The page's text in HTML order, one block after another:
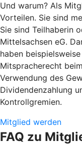
Und warum? Als
Vorteilen. Sie sind
Sie sind Teilhaberin
Mittelsachsen eG.
haben
Mitspracherecht
Verwendung des
Dividendenzahlung
Kontrollgremien.
Mitglied werden
FAQ zu